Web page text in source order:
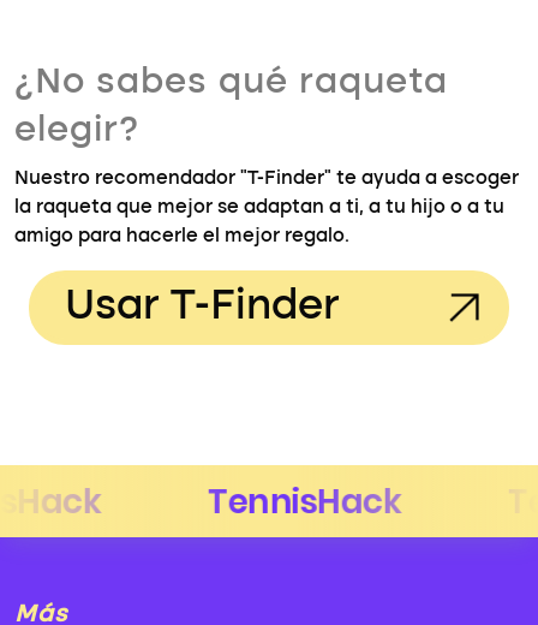
¿No sabes qué raqueta
elegir?
Nuestro recomendador "T-Finder" te ayuda a escoger
la raqueta que mejor se adaptan a ti, a tu hijo o a tu
amigo para hacerle el mejor regalo.
Usar T-Finder
Más